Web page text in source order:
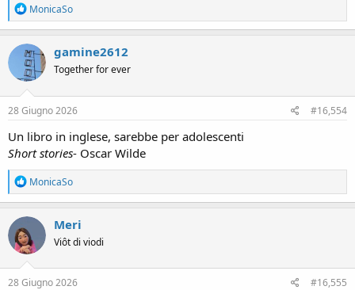
R
e
a
c
t
i
o
n
s
MonicaSo
gamine2612
Together for ever
28 Giugno 2026 #16,554
Un libro in inglese, sarebbe per adolescenti
Short stories- Oscar Wilde
R
e
a
c
t
i
o
n
s
MonicaSo
Meri
Viôt di viodi
28 Giugno 2026 #16,555